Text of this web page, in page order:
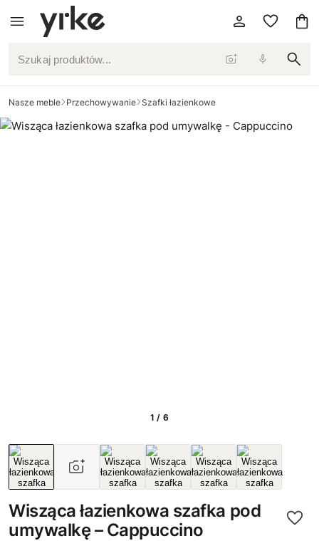
Szukaj produktów...
Nasze meble Przechowywanie Szafki łazienkowe
1 / 6
Wisząca łazienkowa szafka pod
umywalkę – Cappuccino